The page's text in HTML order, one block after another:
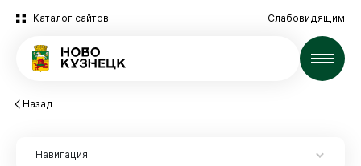
Каталог сайтов Слабовидящим
Новости
Назад
Навигация